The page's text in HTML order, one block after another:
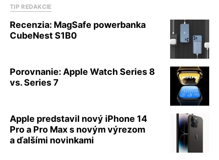
TIP REDAKCIE
Recenzia: MagSafe powerbanka
CubeNest S1B0
Porovnanie: Apple Watch Series 8
vs. Series 7
Apple predstavil nový iPhone 14
Pro a Pro Max s novým výrezom
a ďalšími novinkami